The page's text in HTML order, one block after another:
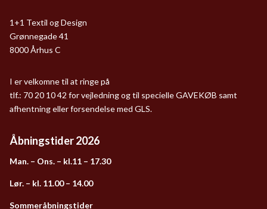
1+1 Textil og Design
Grønnegade 41
8000 Århus C
I er velkomne til at ringe på
tlf.: 70 20 10 42 for vejledning og til specielle GAVEKØB samt
afhentning eller forsendelse med GLS.
Åbningstider 2026
Man. – Ons. – kl.11 – 17.30
Lør. – kl. 11.00 – 14.00
Sommeråbningstider